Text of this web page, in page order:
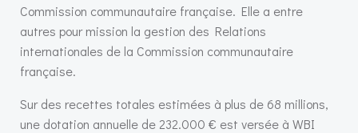
Commission communautaire française. Elle a entre
autres pour mission la gestion des Relations
internationales de la Commission communautaire
française.
Sur des recettes totales estimées à plus de 68 millions,
une dotation annuelle de 232.000 € est versée à WBI